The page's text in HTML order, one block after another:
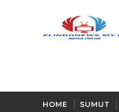
HOME SUMUT